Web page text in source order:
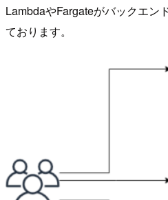
LambdaやFargateがバックエン
ております。